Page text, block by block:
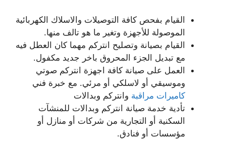
القيام بفحص كافة التوصيلات والاسلاك الكهربائية
الموصولة للأجهزة وتغير ما هو تالف منها.
القيام بصيانة وتصليح انتركم مهما كان العطل فيه
مع تبديل الجزء المحروق باخر جديد مكفول.
العمل على صيانة كافة اجهزة انتركم صوتي
وموسيقي أو لاسلكي أو مرئي. مع خبرة فني
كاميرات مراقبة وانتركم وبدالات
تأدية خدمة صيانة انتركم وبدالات للمنشآت
السكنية أو التجارية من شركات أو منازل أو
مؤسسات أو فنادق.